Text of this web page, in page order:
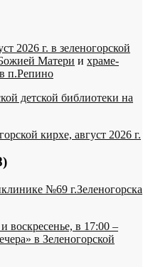
2026 г. в зеленогорской
Матери и храме-
п.Репино
детской библиотеки на
кирхе, август 2026 г.
№69 г.Зеленогорска
воскресенье, в 17:00 –
в Зеленогорской